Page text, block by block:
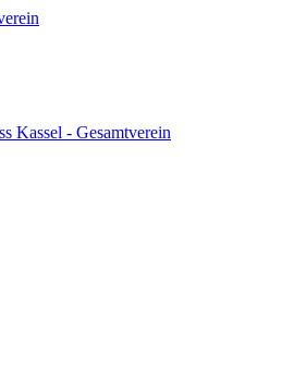
Kassel - Gesamtverein